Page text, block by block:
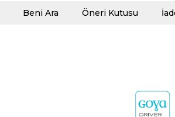
Beni Ara Öneri Kutusu